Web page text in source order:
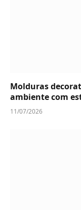
Molduras
ambiente com
11/07/2026